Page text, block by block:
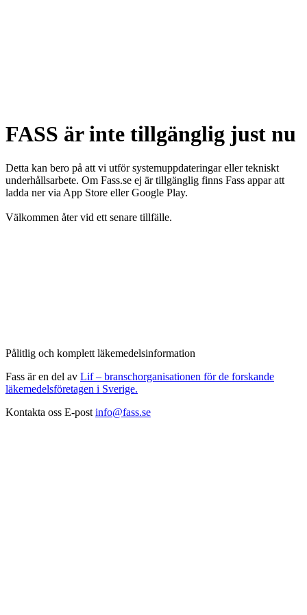
FASS är inte tillgänglig just nu
Detta kan bero på att vi utför systemuppdateringar eller tekniskt
underhållsarbete. Om Fass.se ej är tillgänglig finns Fass appar att
ladda ner via App Store eller Google Play.
Välkommen åter vid ett senare tillfälle.
Pålitlig och komplett läkemedelsinformation
Fass är en del av Lif – branschorganisationen för de forskande
läkemedelsföretagen i Sverige.
Kontakta oss E-post info@fass.se